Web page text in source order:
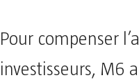
Pour compenser
investisseurs, M6